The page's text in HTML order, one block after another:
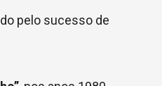
pelo sucesso de